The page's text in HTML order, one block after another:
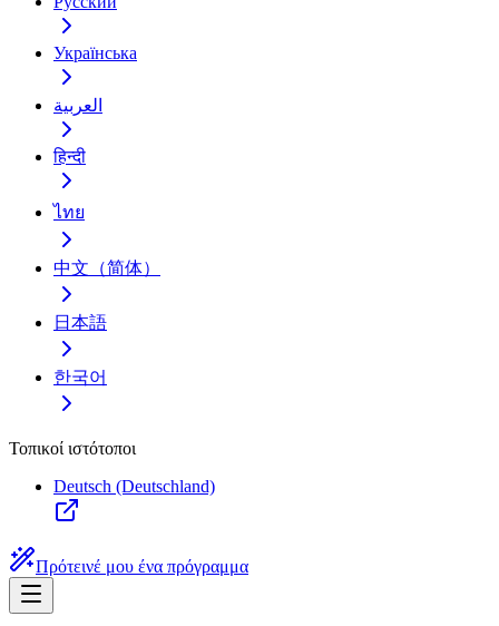
Українська
العربية
हिन्दी
ไทย
中文（简体）
日本語
한국어
Τοπικοί ιστότοποι
Deutsch (Deutschland)
Πρότεινέ μου ένα πρόγραμμα